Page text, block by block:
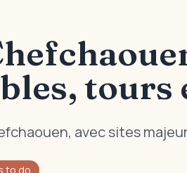
tours
avec sites
to do